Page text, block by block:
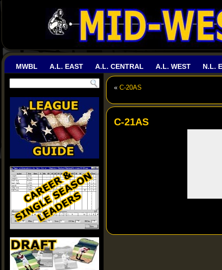
MWBL A.L. EAST A.L. CENTRAL A.L. WEST N.L.
« C-20AS
C-21AS